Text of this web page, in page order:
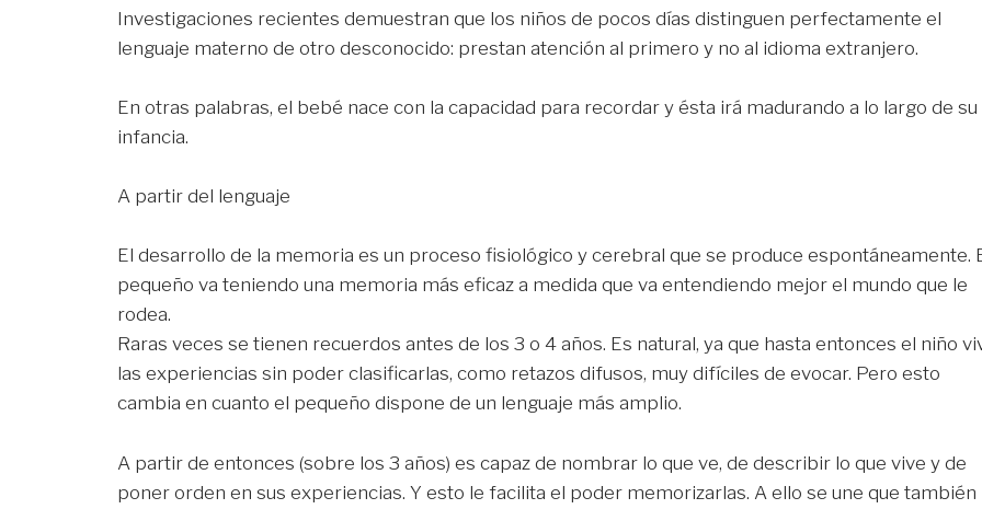
Investigaciones recientes demuestran que los niños de pocos días distinguen perfectamente el
lenguaje materno de otro desconocido: prestan atención al primero y no al idioma extranjero.
En otras palabras, el bebé nace con la capacidad para recordar y ésta irá madurando a lo largo de su
infancia.
A partir del lenguaje
El desarrollo de la memoria es un proceso fisiológico y cerebral que se produce espontáneamente.
pequeño va teniendo una memoria más eficaz a medida que va entendiendo mejor el mundo que le
rodea.
Raras veces se tienen recuerdos antes de los 3 o 4 años. Es natural, ya que hasta entonces el niño
las experiencias sin poder clasificarlas, como retazos difusos, muy difíciles de evocar. Pero esto
cambia en cuanto el pequeño dispone de un lenguaje más amplio.
A partir de entonces (sobre los 3 años) es capaz de nombrar lo que ve, de describir lo que vive y de
poner orden en sus experiencias. Y esto le facilita el poder memorizarlas. A ello se une que también